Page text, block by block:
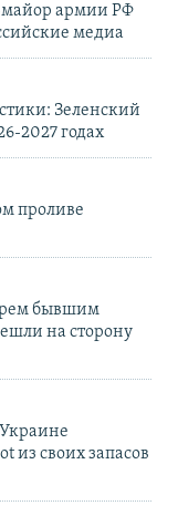
майор армии РФ
медиа
Зеленский
2027 годах
проливе
бывшим
на сторону
из своих запасов